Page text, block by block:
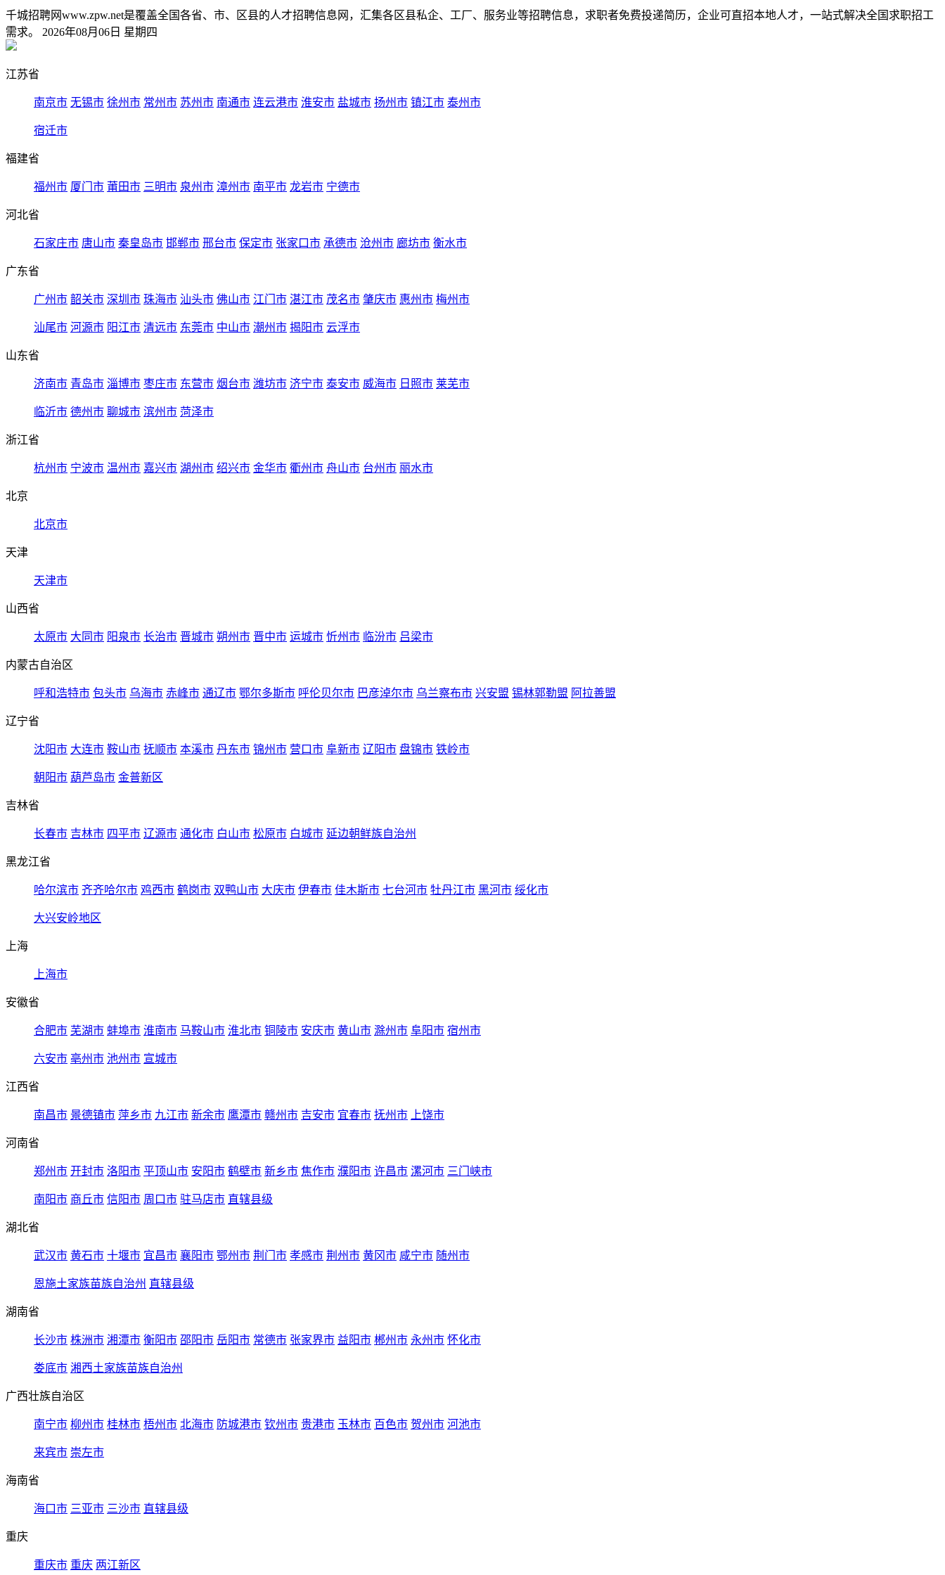
千城招聘网www.zpw.net是覆盖全国各省、市、区县的人才招聘信息网，汇集各区县私企、工厂、服务业等招聘信息，求职者免费投递简历，企业可直招本地人才，一站式解决全国求职招工
需求。 2026年08月06日 星期四
江苏省
南京市 无锡市 徐州市 常州市 苏州市 南通市 连云港市 淮安市 盐城市 扬州市 镇江市 泰州市
宿迁市
福建省
福州市 厦门市 莆田市 三明市 泉州市 漳州市 南平市 龙岩市 宁德市
河北省
石家庄市 唐山市 秦皇岛市 邯郸市 邢台市 保定市 张家口市 承德市 沧州市 廊坊市 衡水市
广东省
广州市 韶关市 深圳市 珠海市 汕头市 佛山市 江门市 湛江市 茂名市 肇庆市 惠州市 梅州市
汕尾市 河源市 阳江市 清远市 东莞市 中山市 潮州市 揭阳市 云浮市
山东省
济南市 青岛市 淄博市 枣庄市 东营市 烟台市 潍坊市 济宁市 泰安市 威海市 日照市 莱芜市
临沂市 德州市 聊城市 滨州市 菏泽市
浙江省
杭州市 宁波市 温州市 嘉兴市 湖州市 绍兴市 金华市 衢州市 舟山市 台州市 丽水市
北京
北京市
天津
天津市
山西省
太原市 大同市 阳泉市 长治市 晋城市 朔州市 晋中市 运城市 忻州市 临汾市 吕梁市
内蒙古自治区
呼和浩特市 包头市 乌海市 赤峰市 通辽市 鄂尔多斯市 呼伦贝尔市 巴彦淖尔市 乌兰察布市 兴安盟 锡林郭勒盟 阿拉善盟
辽宁省
沈阳市 大连市 鞍山市 抚顺市 本溪市 丹东市 锦州市 营口市 阜新市 辽阳市 盘锦市 铁岭市
朝阳市 葫芦岛市 金普新区
吉林省
长春市 吉林市 四平市 辽源市 通化市 白山市 松原市 白城市 延边朝鲜族自治州
黑龙江省
哈尔滨市 齐齐哈尔市 鸡西市 鹤岗市 双鸭山市 大庆市 伊春市 佳木斯市 七台河市 牡丹江市 黑河市 绥化市
大兴安岭地区
上海
上海市
安徽省
合肥市 芜湖市 蚌埠市 淮南市 马鞍山市 淮北市 铜陵市 安庆市 黄山市 滁州市 阜阳市 宿州市
六安市 亳州市 池州市 宣城市
江西省
南昌市 景德镇市 萍乡市 九江市 新余市 鹰潭市 赣州市 吉安市 宜春市 抚州市 上饶市
河南省
郑州市 开封市 洛阳市 平顶山市 安阳市 鹤壁市 新乡市 焦作市 濮阳市 许昌市 漯河市 三门峡市
南阳市 商丘市 信阳市 周口市 驻马店市 直辖县级
湖北省
武汉市 黄石市 十堰市 宜昌市 襄阳市 鄂州市 荆门市 孝感市 荆州市 黄冈市 咸宁市 随州市
恩施土家族苗族自治州 直辖县级
湖南省
长沙市 株洲市 湘潭市 衡阳市 邵阳市 岳阳市 常德市 张家界市 益阳市 郴州市 永州市 怀化市
娄底市 湘西土家族苗族自治州
广西壮族自治区
南宁市 柳州市 桂林市 梧州市 北海市 防城港市 钦州市 贵港市 玉林市 百色市 贺州市 河池市
来宾市 崇左市
海南省
海口市 三亚市 三沙市 直辖县级
重庆
重庆市 重庆 两江新区